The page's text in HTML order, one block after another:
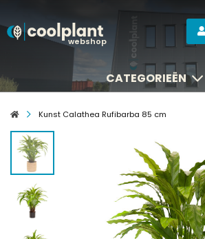
webshop
CATEGORIEËN
CATEGORIEËN
Kunst Calathea Rufibarba 85 cm